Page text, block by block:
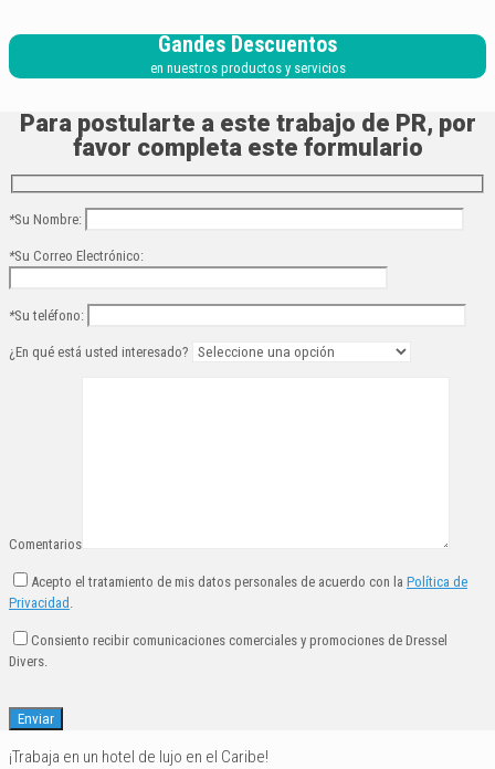
Gandes Descuentos
en nuestros productos y servicios
Para postularte a este trabajo de PR, por
favor completa este formulario
*Su Nombre:
*Su Correo Electrónico:
*Su teléfono:
¿En qué está usted interesado?
Comentarios
Acepto el tratamiento de mis datos personales de acuerdo con la Política de
Privacidad
Consiento recibir comunicaciones comerciales y promociones de Dressel
Divers.
¡Trabaja en un hotel de lujo en el Caribe!